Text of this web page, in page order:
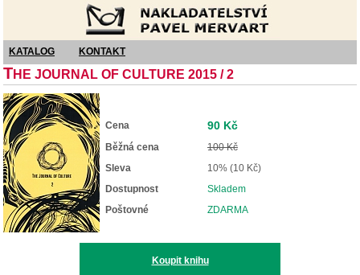
KATALOG KONTAKT
THE JOURNAL OF CULTURE 2015 / 2
Cena 90 Kč
Běžná cena
100 Kč
Sleva
10% (10 Kč)
Dostupnost
Skladem
Poštovné
ZDARMA
Koupit knihu